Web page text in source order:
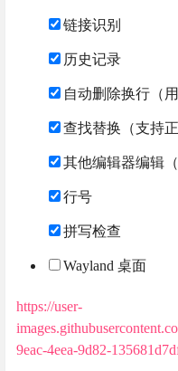
链接识别
历史记录
自动删除换行（
查找替换（支持正
其他编辑器编辑
行号
拼写检查
Wayland 桌面
https://user-
9eac-4eea-9d82-